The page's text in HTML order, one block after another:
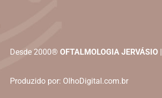
Desde 2000® OFTALMOLOGIA JERVÁSIO
Produzido por: OlhoDigital.com.br